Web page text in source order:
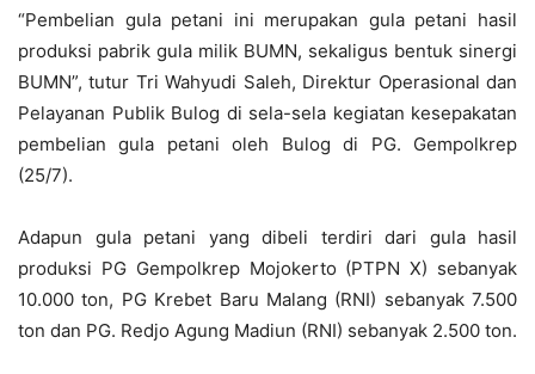
“Pembelian gula petani ini merupakan gula petani hasil
produksi pabrik gula milik BUMN, sekaligus bentuk sinergi
BUMN”, tutur Tri Wahyudi Saleh, Direktur Operasional dan
Pelayanan Publik Bulog di sela-sela kegiatan kesepakatan
pembelian gula petani oleh Bulog di PG. Gempolkrep
(25/7).
Adapun gula petani yang dibeli terdiri dari gula hasil
produksi PG Gempolkrep Mojokerto (PTPN X) sebanyak
10.000 ton, PG Krebet Baru Malang (RNI) sebanyak 7.500
ton dan PG. Redjo Agung Madiun (RNI) sebanyak 2.500 ton.